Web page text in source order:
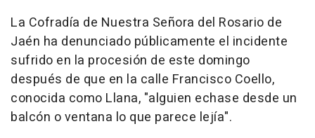
La Cofradía de Nuestra Señora del Rosario de
Jaén ha denunciado públicamente el incidente
sufrido en la procesión de este domingo
después de que en la calle Francisco Coello,
conocida como Llana, "alguien echase desde un
balcón o ventana lo que parece lejía".